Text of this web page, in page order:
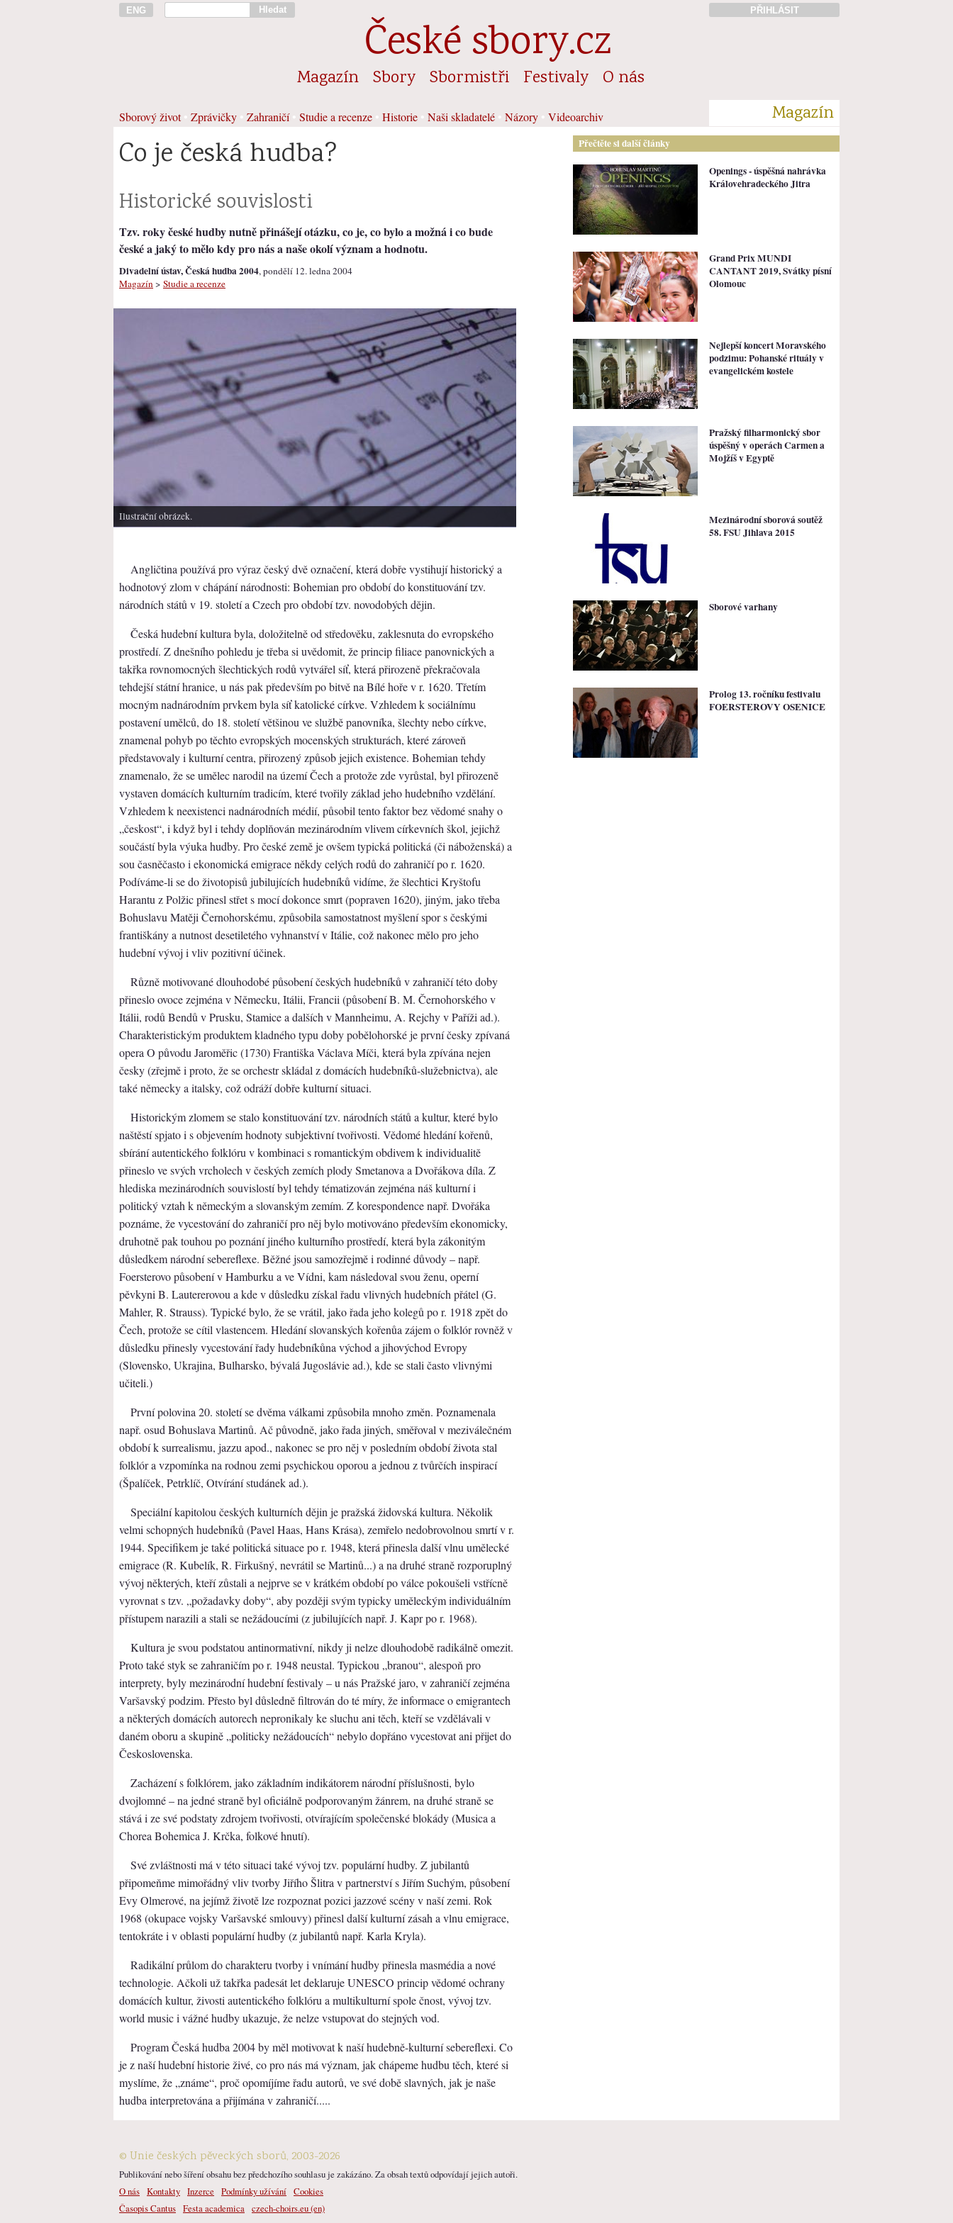
ENG Hledat PŘIHLÁSIT
České sbory.cz
Magazín Sbory Sbormistři Festivaly O nás
Sborový život• Zprávičky Zahraničí• Studie a recenze Historie Naši skladatelé Názory Videoarchiv Magazín
Co je česká hudba?
Historické souvislosti
Tzv. roky české hudby nutně přinášejí otázku, co je, co bylo a možná i co bude
české a jaký to mělo kdy pro nás a naše okolí význam a hodnotu.
Divadelní ústav, Česká hudba 2004, pondělí 12. ledna 2004
Magazín > Studie a recenze
Ilustrační obrázek.
Angličtina používá pro výraz český dvě označení, která dobře vystihují historický a
hodnotový zlom v chápání národnosti: Bohemian pro období do konstituování tzv.
národních států v 19. století a Czech pro období tzv. novodobých dějin.
Česká hudební kultura byla, doložitelně od středověku, zaklesnuta do evropského
prostředí. Z dnešního pohledu je třeba si uvědomit, že princip filiace panovnických a
takřka rovnomocných šlechtických rodů vytvářel síť, která přirozeně překračovala
tehdejší státní hranice, u nás pak především po bitvě na Bílé hoře v r. 1620. Třetím
mocným nadnárodním prvkem byla síť katolické církve. Vzhledem k sociálnímu
postavení umělců, do 18. století většinou ve službě panovníka, šlechty nebo církve,
znamenal pohyb po těchto evropských mocenských strukturách, které zároveň
představovaly i kulturní centra, přirozený způsob jejich existence. Bohemian tehdy
znamenalo, že se umělec narodil na území Čech a protože zde vyrůstal, byl přirozeně
vystaven domácích kulturním tradicím, které tvořily základ jeho hudebního vzdělání.
Vzhledem k neexistenci nadnárodních médií, působil tento faktor bez vědomé snahy o
„českost“, i když byl i tehdy doplňován mezinárodním vlivem církevních škol, jejichž
součástí byla výuka hudby. Pro české země je ovšem typická politická (či náboženská) a
sou časněčasto i ekonomická emigrace někdy celých rodů do zahraničí po r. 1620.
Podíváme-li se do životopisů jubilujících hudebníků vidíme, že šlechtici Kryštofu
Harantu z Polžic přinesl střet s mocí dokonce smrt (popraven 1620), jiným, jako třeba
Bohuslavu Matěji Černohorskému, způsobila samostatnost myšlení spor s českými
františkány a nutnost desetiletého vyhnanství v Itálie, což nakonec mělo pro jeho
hudební vývoj i vliv pozitivní účinek.
Různě motivované dlouhodobé působení českých hudebníků v zahraničí této doby
přineslo ovoce zejména v Německu, Itálii, Francii (působení B. M. Černohorského v
Itálii, rodů Bendů v Prusku, Stamice a dalších v Mannheimu, A. Rejchy v Paříži ad.).
Charakteristickým produktem kladného typu doby pobělohorské je první česky zpívaná
opera O původu Jaroměřic (1730) Františka Václava Míči, která byla zpívána nejen
česky (zřejmě i proto, že se orchestr skládal z domácích hudebníků-služebnictva), ale
také německy a italsky, což odráží dobře kulturní situaci.
Historickým zlomem se stalo konstituování tzv. národních států a kultur, které bylo
naštěstí spjato i s objevením hodnoty subjektivní tvořivosti. Vědomé hledání kořenů,
sbírání autentického folklóru v kombinaci s romantickým obdivem k individualitě
přineslo ve svých vrcholech v českých zemích plody Smetanova a Dvořákova díla. Z
hlediska mezinárodních souvislostí byl tehdy tématizován zejména náš kulturní i
politický vztah k německým a slovanským zemím. Z korespondence např. Dvořáka
poznáme, že vycestování do zahraničí pro něj bylo motivováno především ekonomicky,
druhotně pak touhou po poznání jiného kulturního prostředí, která byla zákonitým
důsledkem národní sebereflexe. Běžné jsou samozřejmě i rodinné důvody – např.
Foersterovo působení v Hamburku a ve Vídni, kam následoval svou ženu, operní
pěvkyni B. Lautererovou a kde v důsledku získal řadu vlivných hudebních přátel (G.
Mahler, R. Strauss). Typické bylo, že se vrátil, jako řada jeho kolegů po r. 1918 zpět do
Čech, protože se cítil vlastencem. Hledání slovanských kořenůa zájem o folklór rovněž v
důsledku přinesly vycestování řady hudebníkůna východ a jihovýchod Evropy
(Slovensko, Ukrajina, Bulharsko, bývalá Jugoslávie ad.), kde se stali často vlivnými
učiteli.)
První polovina 20. století se dvěma válkami způsobila mnoho změn. Poznamenala
např. osud Bohuslava Martinů. Ač původně, jako řada jiných, směřoval v meziválečném
období k surrealismu, jazzu apod., nakonec se pro něj v posledním období života stal
folklór a vzpomínka na rodnou zemi psychickou oporou a jednou z tvůrčích inspirací
(Špalíček, Petrklíč, Otvírání studánek ad.).
Speciální kapitolou českých kulturních dějin je pražská židovská kultura. Několik
velmi schopných hudebníků (Pavel Haas, Hans Krása), zemřelo nedobrovolnou smrtí v r.
1944. Specifikem je také politická situace po r. 1948, která přinesla další vlnu umělecké
emigrace (R. Kubelík, R. Firkušný, nevrátil se Martinů...) a na druhé straně rozporuplný
vývoj některých, kteří zůstali a nejprve se v krátkém období po válce pokoušeli vstřícně
vyrovnat s tzv. „požadavky doby“, aby později svým typicky uměleckým individuálním
přístupem narazili a stali se nežádoucími (z jubilujících např. J. Kapr po r. 1968).
Kultura je svou podstatou antinormativní, nikdy ji nelze dlouhodobě radikálně omezit.
Proto také styk se zahraničím po r. 1948 neustal. Typickou „branou“, alespoň pro
interprety, byly mezinárodní hudební festivaly – u nás Pražské jaro, v zahraničí zejména
Varšavský podzim. Přesto byl důsledně filtrován do té míry, že informace o emigrantech
a některých domácích autorech nepronikaly ke sluchu ani těch, kteří se vzdělávali v
daném oboru a skupině „politicky nežádoucích“ nebylo dopřáno vycestovat ani přijet do
Československa.
Zacházení s folklórem, jako základním indikátorem národní příslušnosti, bylo
dvojlomné – na jedné straně byl oficiálně podporovaným žánrem, na druhé straně se
stává i ze své podstaty zdrojem tvořivosti, otvírajícím společenské blokády (Musica a
Chorea Bohemica J. Krčka, folkové hnutí).
Své zvláštnosti má v této situaci také vývoj tzv. populární hudby. Z jubilantů
připomeňme mimořádný vliv tvorby Jiřího Šlitra v partnerství s Jiřím Suchým, působení
Evy Olmerové, na jejímž životě lze rozpoznat pozici jazzové scény v naší zemi. Rok
1968 (okupace vojsky Varšavské smlouvy) přinesl další kulturní zásah a vlnu emigrace,
tentokráte i v oblasti populární hudby (z jubilantů např. Karla Kryla).
Radikální průlom do charakteru tvorby i vnímání hudby přinesla masmédia a nové
technologie. Ačkoli už takřka padesát let deklaruje UNESCO princip vědomé ochrany
domácích kultur, živosti autentického folklóru a multikulturní spole čnost, vývoj tzv.
world music i vážné hudby ukazuje, že nelze vstupovat do stejných vod.
Program Česká hudba 2004 by měl motivovat k naší hudebně-kulturní sebereflexi. Co
je z naší hudební historie živé, co pro nás má význam, jak chápeme hudbu těch, které si
myslíme, že „známe“, proč opomíjíme řadu autorů, ve své době slavných, jak je naše
hudba interpretována a přijímána v zahraničí.....
Přečtěte si další články
Openings - úspěšná nahrávka
Královehradeckého Jitra
Grand Prix MUNDI
CANTANT 2019, Svátky písní
Olomouc
Nejlepší koncert Moravského
podzimu: Pohanské rituály v
evangelickém kostele
Pražský filharmonický sbor
úspěšný v operách Carmen a
Mojžíš v Egyptě
Mezinárodní sborová soutěž
58. FSU Jihlava 2015
Sborové varhany
Prolog 13. ročníku festivalu
FOERSTEROVY OSENICE
© Unie českých pěveckých sborů, 2003-2026
Publikování nebo šíření obsahu bez předchozího souhlasu je zakázáno. Za obsah textů odpovídají jejich autoři.
O nás Kontakty Inzerce Podmínky užívání Cookies
Časopis Cantus Festa academica czech-choirs.eu (en)